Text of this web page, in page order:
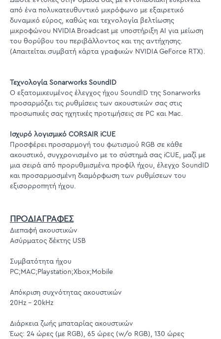
από ένα πολυκατευθυντικό μικρόφωνο με εξαιρετικό
δυναμικό εύρος, καθώς και τεχνολογία βελτίωσης
μικροφώνου NVIDIA Broadcast με υποστήριξη AI για μείωση
του θορύβου του περιβάλλοντος και της αντήχησης.
(Απαιτείται συμβατή κάρτα γραφικών NVIDIA GeForce RTX).
Τεχνολογία Sonarworks SoundID
Ο εξατομικευμένος έλεγχος ήχου SoundID της Sonarworks
προσαρμόζει τις ρυθμίσεις των ακουστικών σας στις
προσωπικές σας ηχητικές προτιμήσεις σε PC και Mac.
Ισχυρό λογισμικό CORSAIR iCUE
Προσφέρει προσαρμογή του φωτισμού RGB σε κάθε
ακουστικό, συγχρονισμένο με το σύστημά σας iCUE, μαζί με
μια σειρά από προρυθμισμένα προφίλ ήχου, έλεγχο SoundID
και προσαρμοσμένη διαμόρφωση των ρυθμίσεων του
εξισορροπητή ήχου.
ΠΡΟΔΙΑΓΡΑΦΕΣ
Διεπαφή ακουστικών
Ασύρματος δέκτης USB
Συμβατότητα ήχου
PC;MAC;Playstation;Xbox;Mobile
Απόκριση συχνότητας ακουστικών
20Hz - 20kHz
Διάρκεια ζωής μπαταρίας ακουστικών
Έως: 24 ώρες (με RGB), 65 ώρες (w/o RGB), 130 ώρες